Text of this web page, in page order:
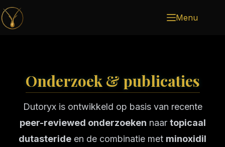
Menu
Onderzoek & publicaties
Dutoryx is ontwikkeld op basis van recente
peer-reviewed onderzoeken naar topicaal
dutasteride en de combinatie met minoxidil